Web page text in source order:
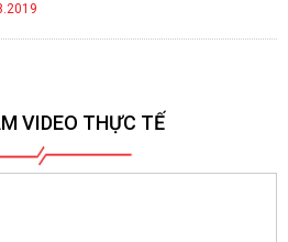
VIDEO THỰC TẾ